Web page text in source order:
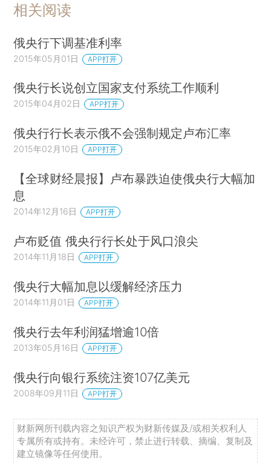
相关阅读
俄央行下调基准利率
2015年05月01日 APP打开
俄央行长说创立国家支付系统工作顺利
2015年04月02日 APP打开
俄央行行长表示俄不会强制规定卢布汇率
2015年02月10日 APP打开
【全球财经晨报】卢布暴跌迫使俄央行大幅加
息
2014年12月16日 APP打开
卢布贬值 俄央行行长处于风口浪尖
2014年11月18日 APP打开
俄央行大幅加息以缓解经济压力
2014年11月01日 APP打开
俄央行去年利润猛增逾10倍
2013年05月16日 APP打开
俄央行向银行系统注资107亿美元
2008年09月11日 APP打开
财新网所刊载内容之知识产权为财新传媒及/或相关权利人
专属所有或持有。未经许可，禁止进行转载、摘编、复制及
建立镜像等任何使用。